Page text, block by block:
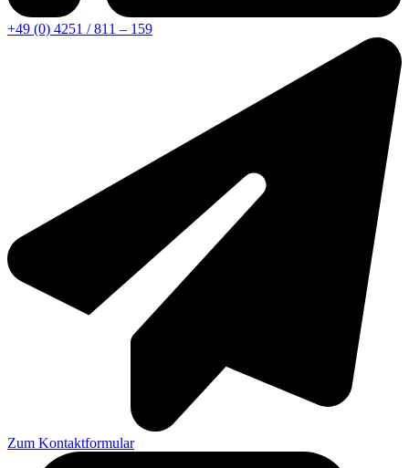
+49 (0) 4251 / 811 – 159
Zum Kontaktformular